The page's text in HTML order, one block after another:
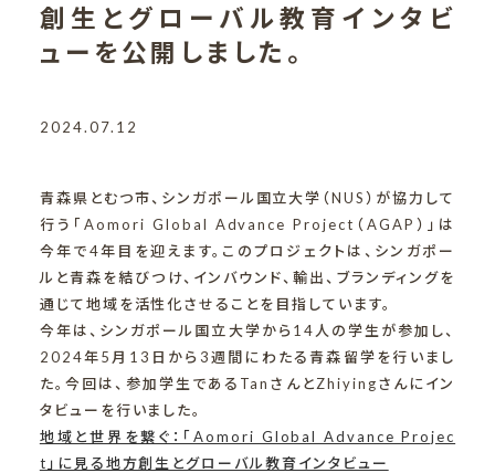
創生とグローバル教育インタビ
ューを公開しました。
2024.07.12
青森県とむつ市、シンガポール国立大学（NUS）が協力して
行う「Aomori Global Advance Project（AGAP）」は
今年で4年目を迎えます。このプロジェクトは、シンガポー
ルと青森を結びつけ、インバウンド、輸出、ブランディングを
通じて地域を活性化させることを目指しています。
今年は、シンガポール国立大学から14人の学生が参加し、
2024年5月13日から3週間にわたる青森留学を行いまし
た。今回は、参加学生であるTanさんとZhiyingさんにイン
タビューを行いました。
地域と世界を繋ぐ：「Aomori Global Advance Projec
t」に見る地方創生とグローバル教育インタビュー